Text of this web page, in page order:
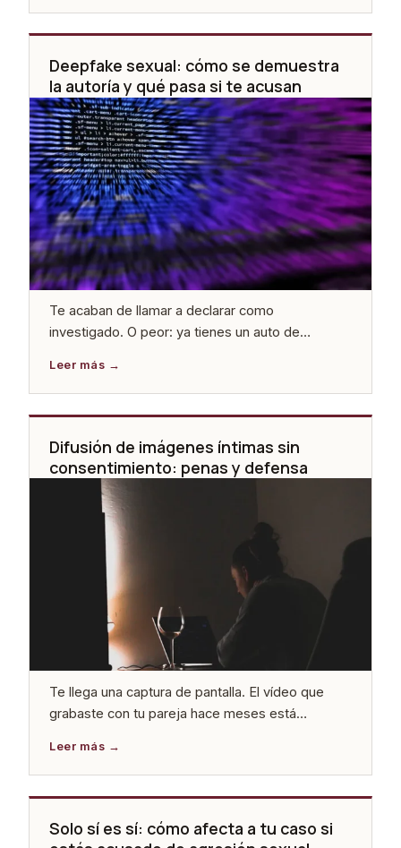
La pregunta que llega inmediatamente es
siempre la misma: ¿esto es un delito o no? Y la
respuesta honesta es que depende, pero no de
forma arbitraria. […]
Deepfake sexual: cómo se demuestra
la autoría y qué pasa si te acusan
Te acaban de llamar a declarar como
investigado. O peor: ya tienes un auto de
creación o difusión de un deepfake sexual. Y lo
primero que sientes es que la tecnología va a
hundirte, que nadie va a creerte y que el sistema
ya te ha […]
Difusión de imágenes íntimas sin
consentimiento: penas y defensa
Te llega una captura de pantalla. El vídeo que
grabaste con tu pareja hace meses está
te acusan de haber difundido imágenes de
alguien y no sabes muy bien qué esperar. En
ambos casos, el margen de error es mínimo y el
tiempo importa más de […]
Solo sí es sí: cómo afecta a tu caso si